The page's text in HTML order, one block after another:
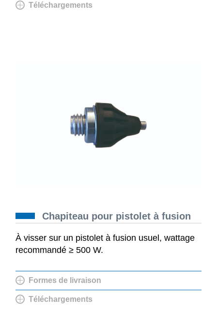
Téléchargements
Chapiteau pour pistolet à fusion
À visser sur un pistolet à fusion usuel, wattage
recommandé ≥ 500 W.
Formes de livraison
Téléchargements